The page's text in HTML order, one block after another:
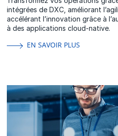
intégrées de DXC, améliorant
accélérant l’innovation grâce à
à des applications cloud-native.
EN SAVOIR PLUS